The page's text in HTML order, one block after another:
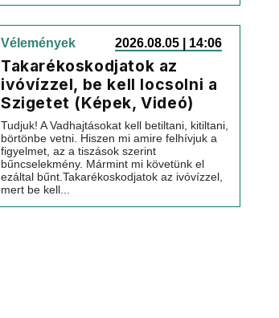
Vélemények 2026.08.05 | 14:06
Takarékoskodjatok az
ivóvízzel, be kell locsolni a
Szigetet (Képek, Videó)
Tudjuk! A Vadhajtásokat kell betiltani, kitiltani,
börtönbe vetni. Hiszen mi amire felhívjuk a
figyelmet, az a tiszások szerint
bűncselekmény. Mármint mi követünk el
ezáltal bűnt.Takarékoskodjatok az ivóvízzel,
mert be kell...